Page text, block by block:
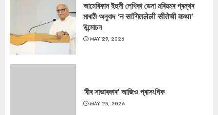
আমেৰিকান ইহুদী লেখিকা ডেনা মৰিয়মৰ গ্ৰন্থৰ
মাৰাঠী অনুবাদ ‘न सांगितलेली सीतेची कथा’
উন্মোচন
MAY 29, 2026
‘বীৰ সাভাৰকাৰ’ আজিও প্ৰাসংগিক
MAY 28, 2026